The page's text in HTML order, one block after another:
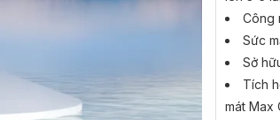
Công
Sức
Sở
Tích
mát Max